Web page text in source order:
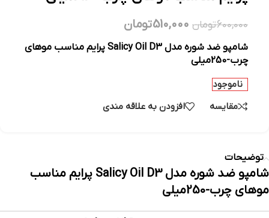
600,000تومان 510,000تومان
شامپو ضد شوره مدل Salicy Oil D3 پرایم مناسب موهای
چرب-250میلی
ناموجود
مقایسه
افزودن به علاقه مندی
توضیحات
شامپو ضد شوره مدل Salicy Oil D3 پرایم مناسب
موهای چرب-250میلی